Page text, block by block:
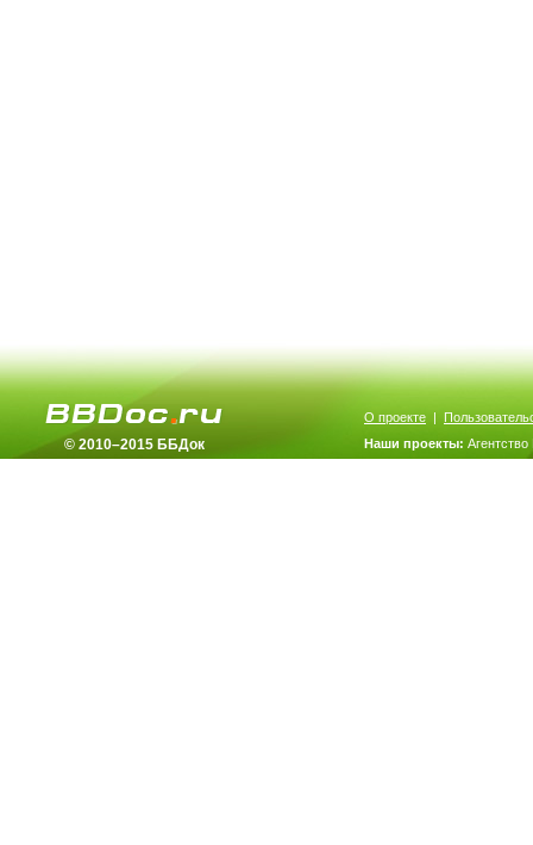
© 2010–2015 ББДок
О проекте |
Наши проекты: